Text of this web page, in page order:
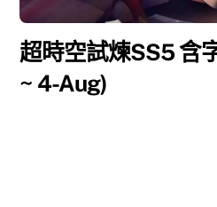
超時空試煉SS5 含
~ 4-Aug)